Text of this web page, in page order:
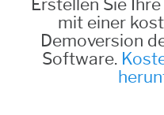
Erstellen Sie
mit einer
Demoversion
Software.